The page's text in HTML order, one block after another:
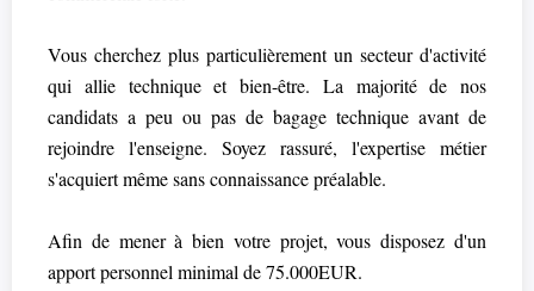
Vous cherchez plus particulièrement un secteur d'activité
qui allie technique et bien-être. La majorité de nos
candidats a peu ou pas de bagage technique avant de
rejoindre l'enseigne. Soyez rassuré, l'expertise métier
s'acquiert même sans connaissance préalable.
Afin de mener à bien votre projet, vous disposez d'un
apport personnel minimal de 75.000EUR.